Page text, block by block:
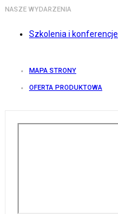
NASZE WYDARZENIA
Szkolenia i konferencje
MAPA STRONY
OFERTA PRODUKTOWA